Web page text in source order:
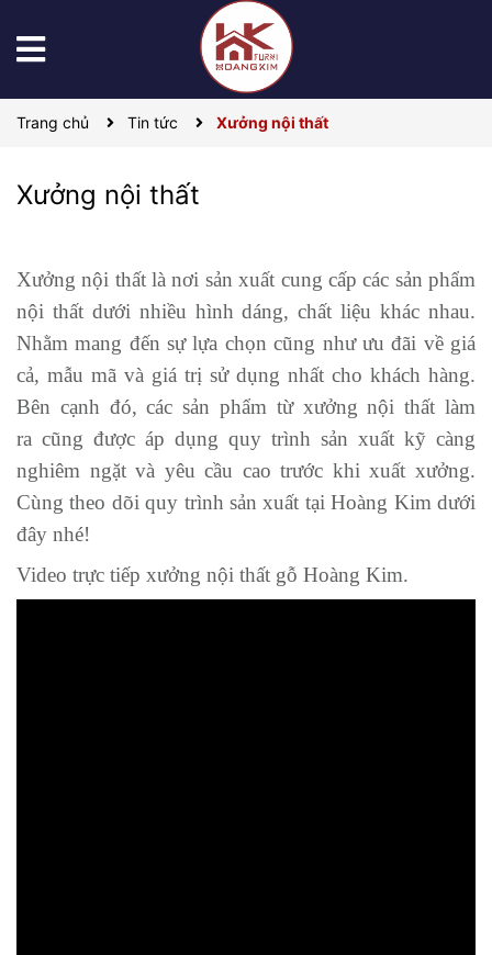
Trang chủ Tin tức Xưởng nội thất
Xưởng nội thất
Xưởng nội thấtlà nơi sản xuất cung cấp các sản phẩm
nội thất dưới nhiều hình dáng, chất liệu khác nhau.
Nhằm mang đến sự lựa chọn cũng như ưu đãi về giá
cả, mẫu mã và giá trị sử dụng nhất cho khách hàng.
Bên cạnh đó, các sản phẩm từ xưởng nội thất làm
ra cũng được áp dụng quy trình sản xuất kỹ càng
nghiêm ngặt và yêu cầu cao trước khi xuất xưởng.
Cùng theo dõi quy trình sản xuất tại Hoàng Kim dưới
đây nhé!
Video trực tiếp xưởng nội thất gỗ Hoàng Kim.